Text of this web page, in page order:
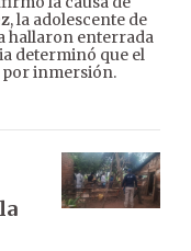
, la adolescente de
hallaron enterrada
determinó que el
inmersión.